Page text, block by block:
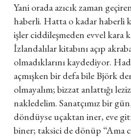
Yani orada azıcık zaman
haberli. Hatta o kadar haberli
işler ciddileşmeden evvel kara
İzlandalılar kitabını açıp
olmadıklarını kaydediyor.
açmışken bir defa bile Björk
olmayalım; bizzat anlattığı
nakledelim. Sanatçımız bir
döndüyse uçaktan iner, eve
biner; taksici de dönüp “Ama